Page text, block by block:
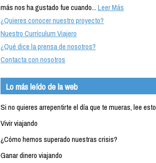
más nos ha gustado fue cuando...Leer Más
¿Quieres conocer nuestro proyecto?
Nuestro Currículum Viajero
¿Qué dice la prensa de nosotros?
Contacta con nosotros
Lo más leído de la web
Si no quieres arrepentirte el día que te mueras, lee esto
Vivir viajando
¿Cómo hemos superado nuestras crisis?
Ganar dinero viajando